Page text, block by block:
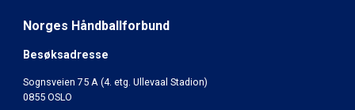
Norges Håndballforbund
Besøksadresse
Sognsveien 75 A (4. etg. Ullevaal Stadion)
0855 OSLO